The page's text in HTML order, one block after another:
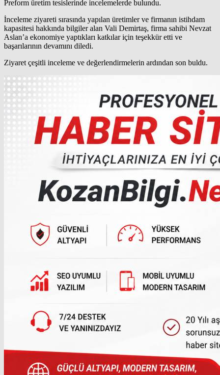
Preform üretim tesislerinde incelemelerde bulundu.
İnceleme ziyareti sırasında yapılan üretimler ve firmanın istihdam
kapasitesi hakkında bilgiler alan Vali Demirtaş, firma sahibi Nevzat
Aslan’a ekonomiye yaptıkları katkılar için teşekkür etti ve
başarılarının devamını diledi.
Ziyaret çeşitli inceleme ve değerlendirmelerin ardından son buldu.